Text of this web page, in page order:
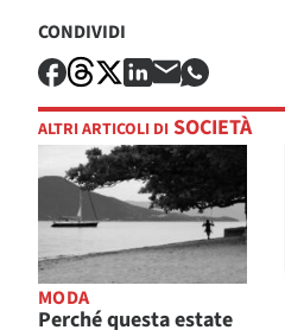
CONDIVIDI
ALTRI ARTICOLI DI SOCIETÀ
MODA
Perché questa estate